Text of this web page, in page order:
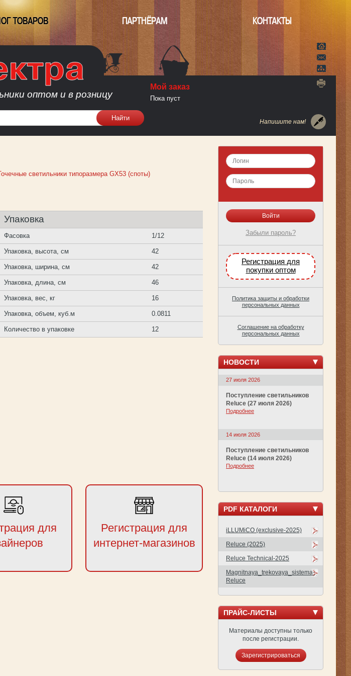
ТОВАРОВ ПАРТНЁРАМ КОНТАКТЫ
оптом и в розницу
Напишите нам!
Мой заказ
Пока пуст
светильники типоразмера GX53 (споты)
Упаковка
Фасовка 1/12
Упаковка, высота, см 42
Упаковка, ширина, см 42
Упаковка, длина, см 46
Упаковка, вес, кг 16
Упаковка, объем, куб.м 0.0811
Количество в упаковке 12
для
Регистрация для
интернет-магазинов
Забыли пароль?
Регистрация для
покупки оптом
Политика защиты и обработки
персональных данных
Соглашение на обработку
персональных данных
НОВОСТИ
27 июля 2026
Поступление светильников
Reluce (27 июля 2026)
Подробнее
14 июля 2026
Поступление светильников
Reluce (14 июля 2026)
Подробнее
PDF КАТАЛОГИ
iLLUMiCO (exclusive-2025)
Reluce (2025)
Reluce Technical-2025
Magnitnaya_trekovaya_sistema-
Reluce
ПРАЙС-ЛИСТЫ
Материалы доступны только
после регистрации.
Зарегистрироваться